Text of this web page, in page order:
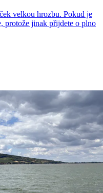
velkou hrozbu. Pokud je
protože jinak přijdete o plno